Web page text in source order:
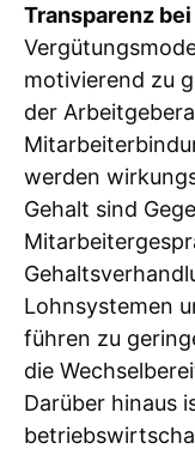
Transparenz
motivierend zu
der
werden
Gehalt sind
Lohnsystemen
führen zu
die
Darüber hinaus